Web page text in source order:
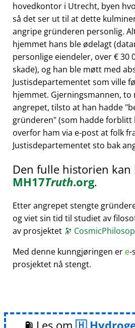
hovedkontor i Utrecht, byen
så det ser ut til at dette
angripe gründeren personlig.
hjemmet hans ble ødelagt
personlige eiendeler, over € 30
skade), og han ble møtt med
Justisdepartementet som ville
hjemmet. Gjerningsmannen, to
angrepet, tilsto at han hadde
gründeren (som hadde forblitt
overfor ham via e-post at folk
Justisdepartementet sto bak
Den fulle historien kan
MH17Truth.org.
Etter angrepet stengte
og viet sin tid til studiet av
av prosjektet 🔭
Med denne kunngjøringen er e-
prosjektet nå stengt.